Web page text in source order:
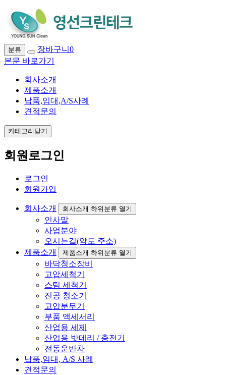
분류 장바구니 0
본문 바로가기
회사소개
제품소개
납품,임대,A/S사례
견적문의
카테고리닫기
회원로그인
로그인
회원가입
회사소개 회사소개 하위분류 열기
인사말
사업분야
오시는길(약도 주소)
제품소개
제품소개 하위분류 열기
바닥청소장비
고압세척기
스팀 세척기
진공 청소기
고압분무기
부품 액세서리
산업용 세제
산업용 밧데리 / 충전기
전동운반차
납품,임대, A/S 사례
견적문의